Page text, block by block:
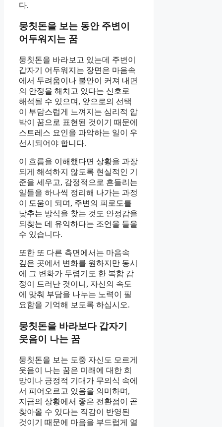
다.
뭉칫돈을 보는 동안 주변이
어두워지는 꿈
뭉칫돈을 바라보고 있는데 주변이
갑자기 어두워지는 장면은 마음속
에서 두려움이나 불안이 커져 내면
의 안정을 해치고 있다는 신호로
해석될 수 있으며, 앞으로의 선택
이 부담스럽게 느껴지는 심리적 압
박이 꿈으로 표현된 것이기 때문에
스트레스 요인을 파악하는 일이 우
선시되어야 합니다.
이 흐름을 이해했다면 상황을 과장
되게 해석하지 않도록 현실적인 기
준을 세우고, 감정적으로 흔들리는
일들을 하나씩 정리해 나가는 과정
이 도움이 되며, 주변의 피로도를
낮추는 방식을 찾는 것도 안정감을
되찾는 데 유익하다는 조언을 들을
수 있습니다.
또한 또 다른 측면에서는 마음속
깊은 곳에서 변화를 원하지만 동시
에 그 변화가 두렵기도 한 복합 감
정이 드러난 것이니, 자신의 속도
에 맞춰 부담을 나누는 노력이 필
요함을 기억해 보도록 하십시오.
뭉칫돈을 바라보다 갑자기
웃음이 나는 꿈
뭉칫돈을 보는 도중 자신도 모르게
웃음이 나는 꿈은 미래에 대한 희
망이나 긍정적 기대가 무의식 속에
서 피어오르고 있음을 의미하며,
지금의 상황에서 좋은 전환점이 곧
찾아올 수 있다는 직감이 반영된
것이기 때문에 마음을 부드럽게 열